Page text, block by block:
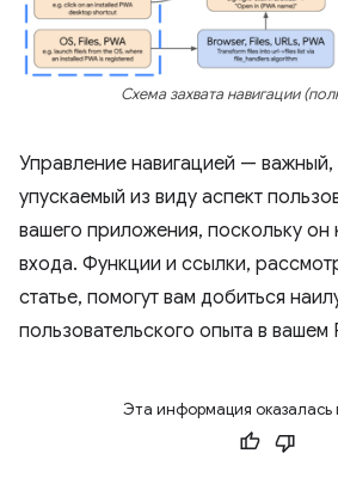
Схема захвата навигации
Управление навигацией — важный,
упускаемый из виду аспект
вашего приложения, поскольку он
входа. Функции и ссылки,
статье, помогут вам добиться
пользовательского опыта в вашем
Эта информация оказалась